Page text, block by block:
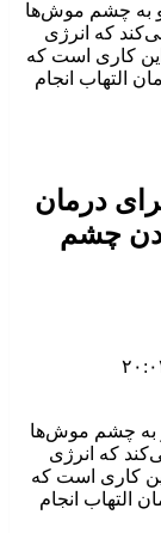
و به چشم موش‌ها
که انرژی
این کاری است که
التهاب انجام
درمان
چشم‌
و به چشم موش‌ها
که انرژی
کاری است که
التهاب انجام